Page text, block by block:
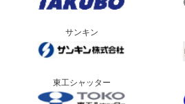
サンキン
東工シャッター